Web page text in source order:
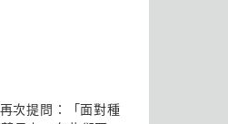
次提問：「面對種